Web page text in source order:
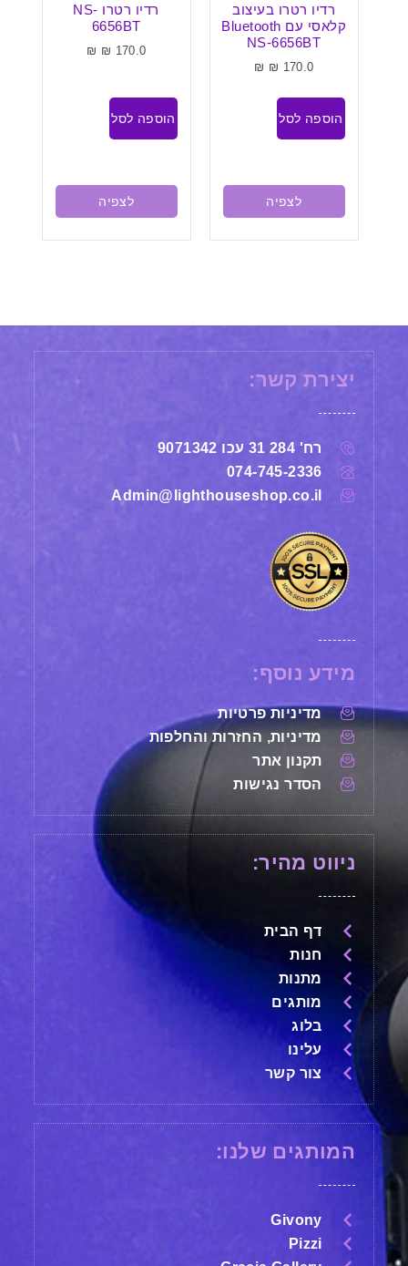
רדיו רטרו בעיצוב
קלאסי עם Bluetooth
NS-6656BT
170.0
₪
₪
הוספה לסל
לצפיה
רדיו רטרו NS-
6656BT
170.0
₪
₪
הוספה לסל
לצפיה
יצירת קשר:
רח' 284 31 עכו 9071342
074-745-2336
Admin@lighthouseshop.co.il
מידע נוסף:
מדיניות פרטיות
מדיניות, החזרות והחלפות
תקנון אתר
הסדר נגישות
ניווט מהיר:
דף הבית
חנות
מתנות
מותגים
בלוג
עלינו
צור קשר
המותגים שלנו:
Givony
Pizzi